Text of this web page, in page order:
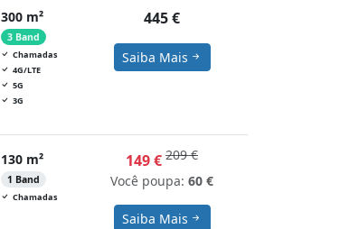
300 m²
3 Band
Chamadas
4G/LTE
5G
3G
445 €
Saiba Mais
130 m²
1 Band
Chamadas
149 € 209 €
Você poupa: 60 €
Saiba Mais